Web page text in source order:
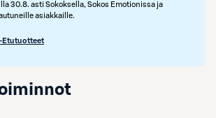
30.8. asti Sokoksella, Sokos Emotionissa ja
asiakkaille.
Etutuotteet